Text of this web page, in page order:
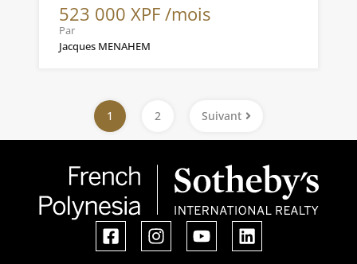
523 000 XPF /mois
Par
Jacques MENAHEM
1 2 Suivant